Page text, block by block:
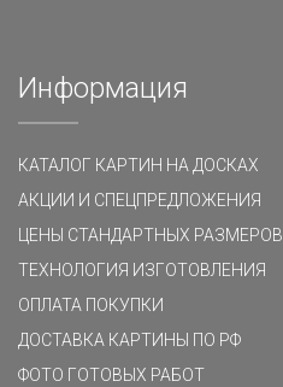
Информация
КАТАЛОГ КАРТИН НА ДОСКАХ
АКЦИИ И СПЕЦПРЕДЛОЖЕНИЯ
ЦЕНЫ СТАНДАРТНЫХ РАЗМЕРОВ
ТЕХНОЛОГИЯ ИЗГОТОВЛЕНИЯ
ОПЛАТА ПОКУПКИ
ДОСТАВКА КАРТИНЫ ПО РФ
ФОТО ГОТОВЫХ РАБОТ